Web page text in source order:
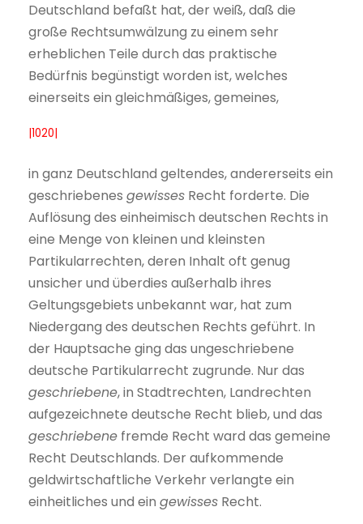
Deutschland befaßt hat, der weiß, daß die
große Rechtsumwälzung zu einem sehr
erheblichen Teile durch das praktische
Bedürfnis begünstigt worden ist, welches
einerseits ein gleichmäßiges, gemeines,
|1020|
in ganz Deutschland geltendes, andererseits ein
geschriebenes gewisses Recht forderte. Die
Auflösung des einheimisch deutschen Rechts in
eine Menge von kleinen und kleinsten
Partikularrechten, deren Inhalt oft genug
unsicher und überdies außerhalb ihres
Geltungsgebiets unbekannt war, hat zum
Niedergang des deutschen Rechts geführt. In
der Hauptsache ging das ungeschriebene
deutsche Partikularrecht zugrunde. Nur das
geschriebene, in Stadtrechten, Landrechten
aufgezeichnete deutsche Recht blieb, und das
geschriebene fremde Recht ward das gemeine
Recht Deutschlands. Der aufkommende
geldwirtschaftliche Verkehr verlangte ein
einheitliches und ein gewisses Recht.